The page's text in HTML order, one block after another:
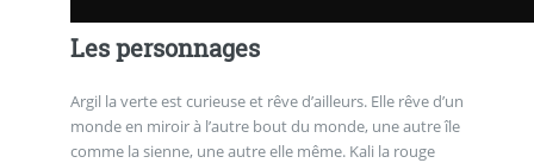
Les personnages
Argil la verte est curieuse et rêve d’ailleurs. Elle rêve d’un
monde en miroir à l’autre bout du monde, une autre île
comme la sienne, une autre elle même. Kali la rouge